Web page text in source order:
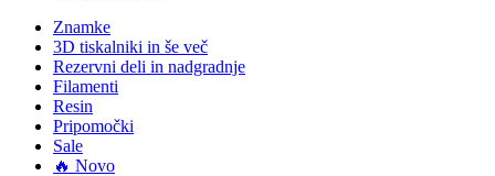
Znamke
3D tiskalniki in še več
Rezervni deli in nadgradnje
Filamenti
Resin
Pripomočki
Sale
🔥 Novo